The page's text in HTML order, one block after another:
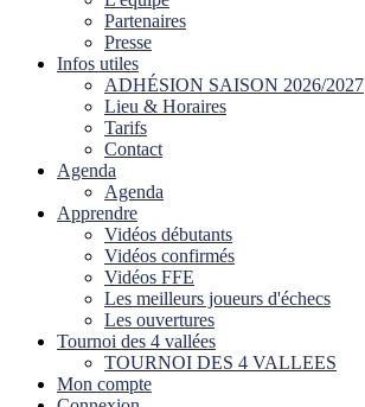
Partenaires
Presse
Infos utiles
ADHÉSION SAISON 2026/2027
Lieu & Horaires
Tarifs
Contact
Agenda
Agenda
Apprendre
Vidéos débutants
Vidéos confirmés
Vidéos FFE
Les meilleurs joueurs d'échecs
Les ouvertures
Tournoi des 4 vallées
TOURNOI DES 4 VALLEES
Mon compte